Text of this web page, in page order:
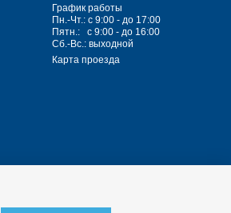
График работы
Пн.-Чт.: с 9:00 - до 17:00
Пятн.: с 9:00 - до 16:00
Сб.-Вс.: выходной
Карта проезда